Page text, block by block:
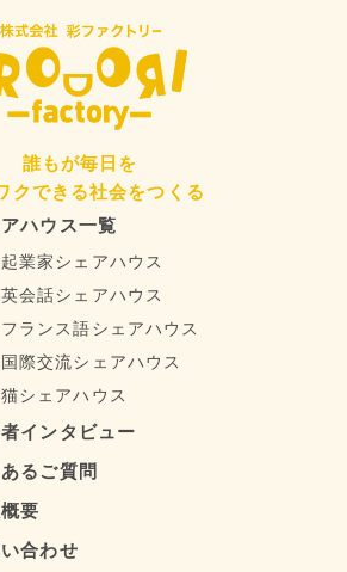
誰もが毎日を
クできる社会をつくる
ハウス一覧
起業家シェアハウス
英会話シェアハウス
フランス語シェアハウス
国際交流シェアハウス
猫シェアハウス
インタビュー
るご質問
要
合わせ